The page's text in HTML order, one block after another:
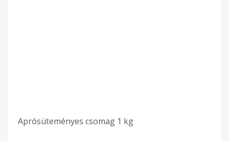
Aprósüteményes csomag 1 kg